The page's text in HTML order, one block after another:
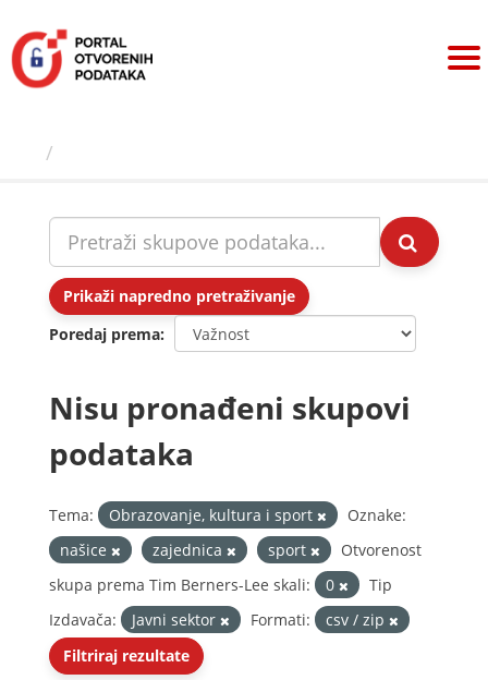
sadržaj
Prikaži napredno pretraživanje
Poredaj prema
Nisu pronađeni skupovi
podataka
Tema: Obrazovanje, kultura i sport
Oznake:
našice
zajednica sport
Otvorenost
skupa prema Tim Berners-Lee skali:
0
Tip
Izdavača:
Javni sektor Formati:
csv / zip
Filtriraj rezultate